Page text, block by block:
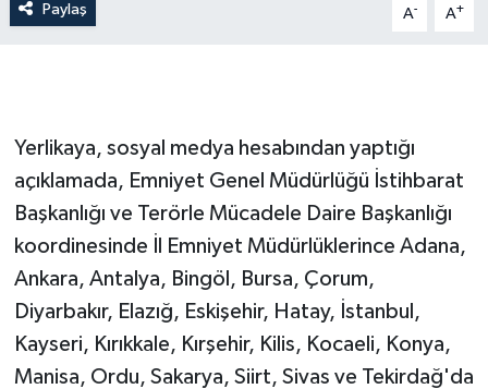
Paylaş A- A+
Yerlikaya, sosyal medya hesabından yaptığı
açıklamada, Emniyet Genel Müdürlüğü İstihbarat
Başkanlığı ve Terörle Mücadele Daire Başkanlığı
koordinesinde İl Emniyet Müdürlüklerince Adana,
Ankara, Antalya, Bingöl, Bursa, Çorum,
Diyarbakır, Elazığ, Eskişehir, Hatay, İstanbul,
Kayseri, Kırıkkale, Kırşehir, Kilis, Kocaeli, Konya,
Manisa, Ordu, Sakarya, Siirt, Sivas ve Tekirdağ'da
Siyaset
Spor
Tarım ve Ekonomi
Teknoloji
Ulusal